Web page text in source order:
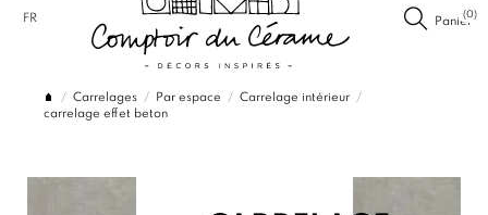
FR Panier
(0)
Carrelages Par espace
Carrelage intérieur
carrelage effet beton